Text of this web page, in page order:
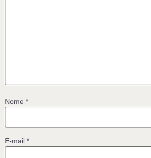
Nome *
E-mail *